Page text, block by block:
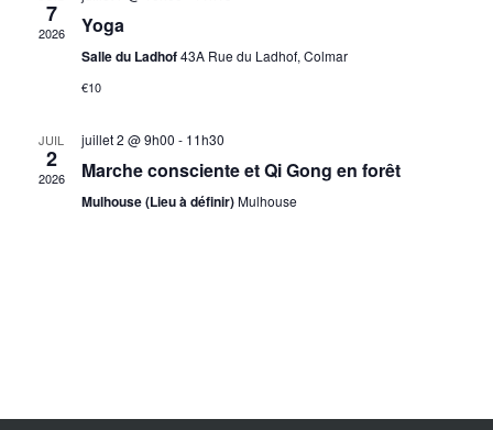
7
2026 Yoga
Salle du Ladhof43A Rue du Ladhof, Colmar
€10
JUIL
2
2026
juillet 2 @ 9h00 - 11h30
Marche consciente et Qi Gong en forêt
Mulhouse (Lieu à définir)Mulhouse